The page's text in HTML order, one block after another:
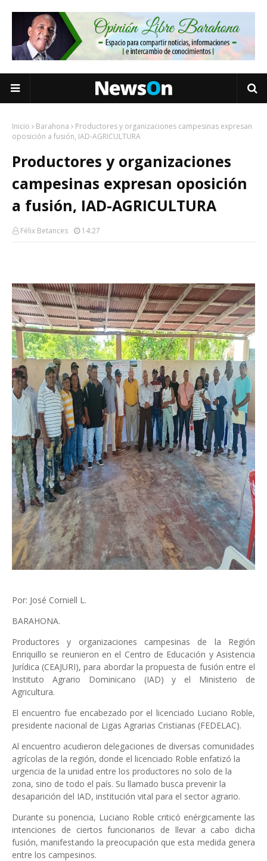
Inicio Barahona
Productores y organizaciones campesinas expresan
oposición a fusión, IAD-AGRICULTURA
Productores y organizaciones
campesinas expresan oposición
a fusión, IAD-AGRICULTURA
Félix Betances 14:27
Por: José Corniell L.
BARAHONA.
Productores y organizaciones campesinas de la Región
Enriquillo se reunieron en el Centro de Educación y Asistencia
Jurídica (CEAJURI), para abordar la propuesta de fusión entre el
Instituto Agrario Dominicano (IAD) y el Ministerio de
Agricultura.
El encuentro fue encabezado por el licenciado Luciano Roble,
presidente nacional de Ligas Agrarias Cristianas (FEDELAC).
Al encuentro acudieron delegaciones de diversas comunidades
agrícolas de la región, donde el licenciado Roble enfatizó la
urgencia de la unidad entre los productores no solo de la
zona, sino de todo el país. Su llamado busca prevenir la
desaparición del IAD, institución vital para el sector agrario.
Durante su ponencia, Luciano Roble criticó enérgicamente las
intenciones de ciertos funcionarios de llevar a cabo dicha
fusión, manifestando la preocupación que esta medida genera
entre los campesinos.